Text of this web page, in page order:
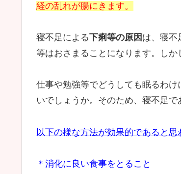
経の乱れが腸にきます。
寝不足による下痢等の原因 は、寝不
等はおさまることになります。しか
仕事や勉強等でどうしても眠るわ
いでしょうか。そのため、寝不足で
以下の様な方法が効果的であると思
＊消化に良い食事をとること